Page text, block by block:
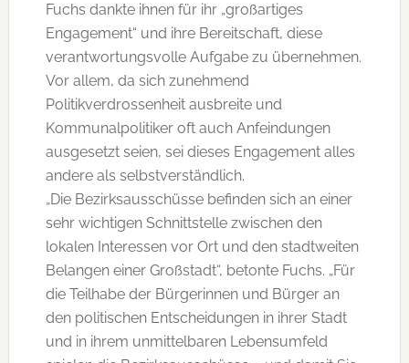
Fuchs dankte ihnen für ihr „großartiges
Engagement“ und ihre Bereitschaft, diese
verantwortungsvolle Aufgabe zu übernehmen.
Vor allem, da sich zunehmend
Politikverdrossenheit ausbreite und
Kommunalpolitiker oft auch Anfeindungen
ausgesetzt seien, sei dieses Engagement alles
andere als selbstverständlich.
„Die Bezirksausschüsse befinden sich an einer
sehr wichtigen Schnittstelle zwischen den
lokalen Interessen vor Ort und den stadtweiten
Belangen einer Großstadt“, betonte Fuchs. „Für
die Teilhabe der Bürgerinnen und Bürger an
den politischen Entscheidungen in ihrer Stadt
und in ihrem unmittelbaren Lebensumfeld